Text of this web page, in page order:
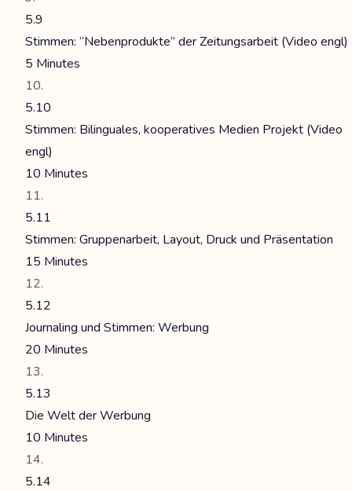
5.9
Stimmen: “Nebenprodukte” der Zeitungsarbeit (Video engl)
5 Minutes
5.10
Stimmen: Bilinguales, kooperatives Medien Projekt (Video
engl)
10 Minutes
5.11
Stimmen: Gruppenarbeit, Layout, Druck und Präsentation
15 Minutes
5.12
Journaling und Stimmen: Werbung
20 Minutes
5.13
Die Welt der Werbung
10 Minutes
5.14